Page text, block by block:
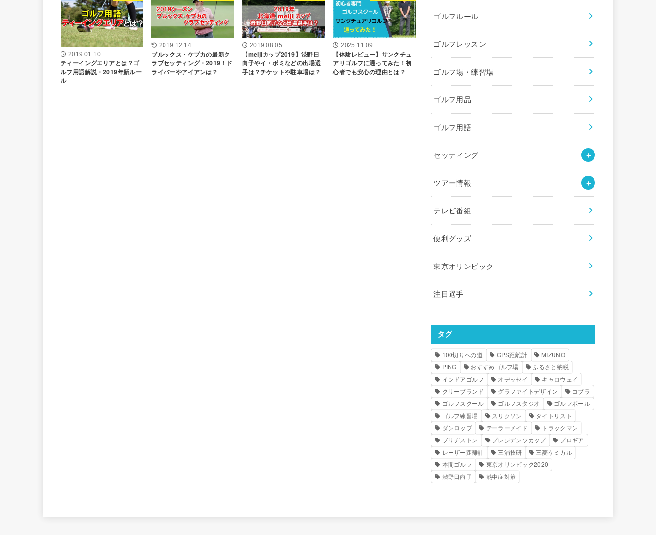
2019.01.10
ティーイングエリアとは？ゴ
ルフ用語解説・2019年新ルー
ル
2019.12.14
ブルックス・ケプカの最新ク
ラブセッティング・2019！ド
ライバーやアイアンは？
2019.08.05
【meijiカップ2019】渋野日
向子やイ・ボミなどの出場選
手は？チケットや駐車場は？
2025.11.09
【体験レビュー】サンクチュ
アリゴルフに通ってみた！初
心者でも安心の理由とは？
ゴルフルール
ゴルフレッスン
ゴルフ場・練習場
ゴルフ用品
ゴルフ用語
セッティング
ツアー情報
テレビ番組
便利グッズ
東京オリンピック
注目選手
タグ
100切りへの道 GPS距離計
MIZUNO
PING
おすすめゴルフ場
ふるさと納税
インドアゴルフ
オデッセイ
キャロウェイ
クリーブランド
グラファイトデザイン
コブラ
ゴルフスクール
ゴルフスタジオ
ゴルフボール
ゴルフ練習場
スリクソン
タイトリスト
ダンロップ
テーラーメイド
トラックマン
ブリヂストン
プレジデンツカップ
プロギア
レーザー距離計
三浦技研
三菱ケミカル
本間ゴルフ
東京オリンピック2020
渋野日向子
熱中症対策